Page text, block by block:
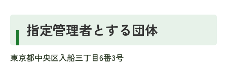
指定管理者とする団体
東京都中央区入船三丁目6番3号